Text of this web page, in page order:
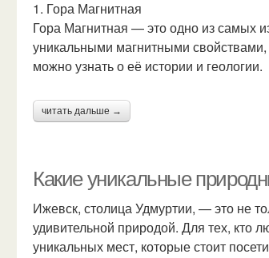
1. Гора Магнитная
Гора Магнитная — это одно из самых
уникальными магнитными
можно узнать о её истории и геологии.
читать дальше →
Какие уникальные
Ижевск, столица Удмуртии, — это не
удивительной природой. Для тех, кто
уникальных мест, которые стоит